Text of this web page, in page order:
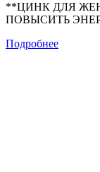
**ЦИНК ДЛЯ
ПОВЫСИТЬ
Подробнее